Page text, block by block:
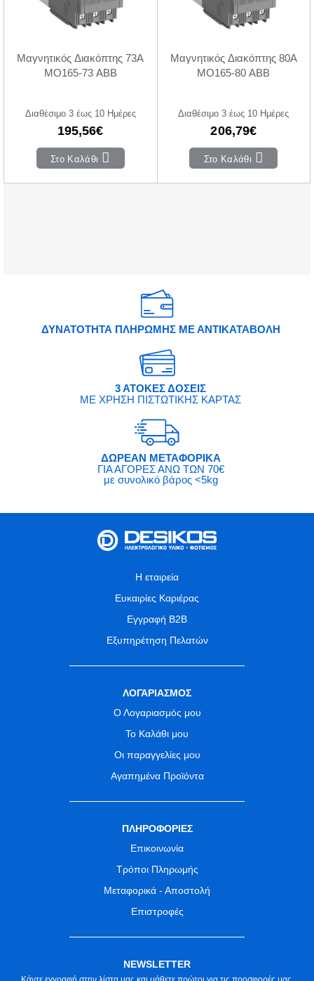
Μαγνητικός Διακόπτης 73A
MO165-73 ABB
Διαθέσιμο 3 έως 10 Ημέρες
195,56€
Στο Καλάθι
Μαγνητικός Διακόπτης 80A
MO165-80 ABB
Διαθέσιμο 3 έως 10 Ημέρες
206,79€
Στο Καλάθι
ΔΥΝΑΤΟΤΗΤΑ ΠΛΗΡΩΜΗΣ ΜΕ ΑΝΤΙΚΑΤΑΒΟΛΗ
3 ΑΤΟΚΕΣ ΔΟΣΕΙΣ
ΜΕ ΧΡΗΣΗ ΠΙΣΤΩΤΙΚΗΣ ΚΑΡΤΑΣ
ΔΩΡΕΑΝ ΜΕΤΑΦΟΡΙΚΑ
ΓΙΑ ΑΓΟΡΕΣ ΑΝΩ ΤΩΝ 70€
με συνολικό βάρος <5kg
Η εταιρεία
Ευκαιρίες Καριέρας
Εγγραφή B2B
Εξυπηρέτηση Πελατών
ΛΟΓΑΡΙΑΣΜΟΣ
Ο Λογαριασμός μου
Το Καλάθι μου
Οι παραγγελίες μου
Αγαπημένα Προϊόντα
ΠΛΗΡΟΦΟΡΙΕΣ
Επικοινωνία
Τρόποι Πληρωμής
Μεταφορικά - Αποστολή
Επιστροφές
NEWSLETTER